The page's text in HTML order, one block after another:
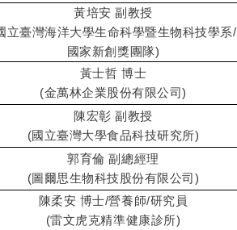
黃培安 副教授
立臺灣海洋大學生命科學暨生物科技學系/
國家新創獎團隊)
黃士哲 博士
(金萬林企業股份有限公司)
陳宏彰 副教授
(國立臺灣大學食品科技研究所)
郭育倫 副總經理
(圖爾思生物科技股份有限公司)
陳柔安 博士/營養師/研究員
(雷文虎克精準健康診所)